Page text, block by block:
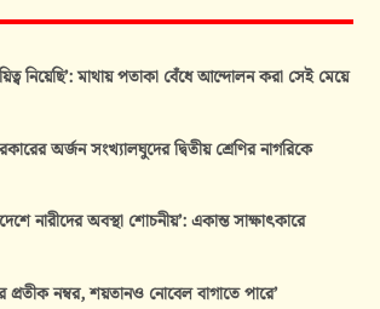
নিয়েছি’: মাথায় পতাকা বেঁধে আন্দোলন করা সেই মেয়ে
অর্জন সংখ্যালঘুদের দ্বিতীয় শ্রেণির নাগরিকে
নারীদের অবস্থা শোচনীয়’: একান্ত সাক্ষাৎকারে
প্রতীক নম্বর, শয়তানও নোবেল বাগাতে পারে’